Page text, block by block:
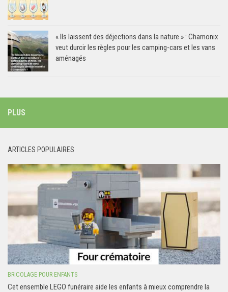
« Ils laissent des déjections dans la nature » : Chamonix
veut durcir les règles pour les camping-cars et les vans
aménagés
PLUS
ARTICLES POPULAIRES
BRICOLAGE POUR ENFANTS
Cet ensemble LEGO funéraire aide les enfants à mieux comprendre la